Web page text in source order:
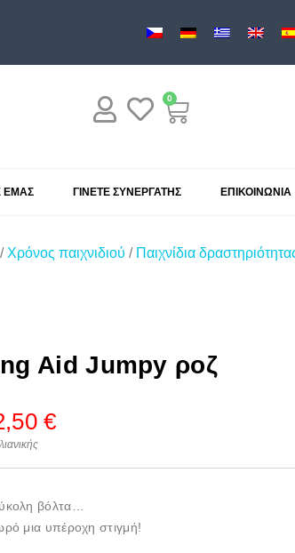
0
ΕΜΆΣ ΓΊΝΕΤΕ ΣΥΝΕΡΓΆΤΗΣ ΕΠΙΚΟΙΝΩΝΊΑ
/ Χρόνος παιχνιδιού / Παιχνίδια
Aid Jumpy ροζ
€
βόλτα…
μια υπέροχη στιγμή!